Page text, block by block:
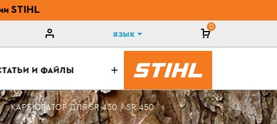
STIHL
Язык
0
И ФАЙЛЫ
КАРБЮРАТОР ДЛЯ SR 430 / SR 450